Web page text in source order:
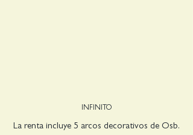
INFINITO
La renta incluye 5 arcos decorativos de Osb.